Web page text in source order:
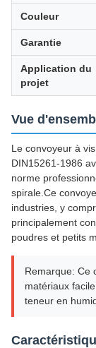
Couleur
Garantie
Application du
projet
Vue
Le convoyeur à
DIN15261-1986
norme
spirale.Ce
industries, y
principalement
poudres et petits
Remarque: Ce
matériaux
teneur en